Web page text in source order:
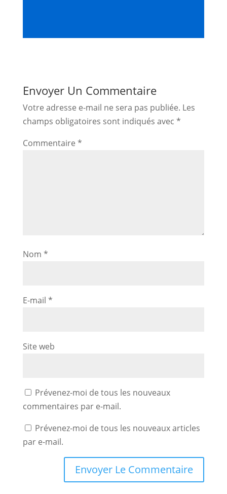
Envoyer Un Commentaire
Votre adresse e-mail ne sera pas publiée. Les
champs obligatoires sont indiqués avec *
Commentaire *
Nom *
E-mail *
Site web
Prévenez-moi de tous les nouveaux
commentaires par e-mail.
Prévenez-moi de tous les nouveaux articles
par e-mail.